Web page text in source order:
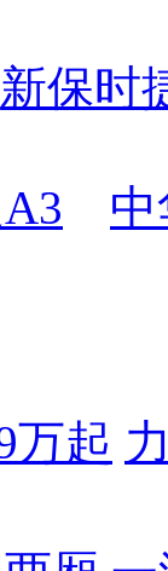
新保时
万起